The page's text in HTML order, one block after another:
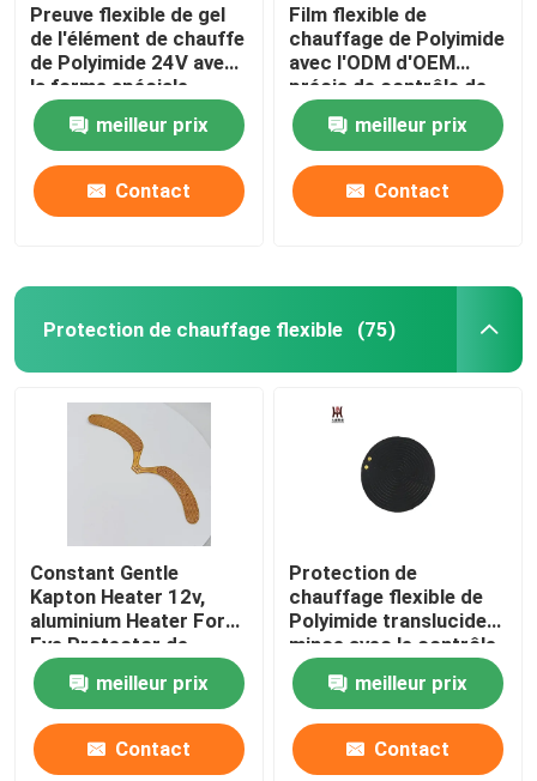
Preuve flexible de gel
de l'élément de chauffe
de Polyimide 24V avec
la forme spéciale
meilleur prix
Contact
Film flexible de
chauffage de Polyimide
avec l'ODM d'OEM
précis de contrôle de
température
meilleur prix
Contact
Protection de chauffage flexible (75)
Constant Gentle
Kapton Heater 12v,
aluminium Heater For
Eye Protector de
Polyimide
meilleur prix
Contact
Protection de
chauffage flexible de
Polyimide translucide
mince avec le contrôle
de température précis
meilleur prix
Contact